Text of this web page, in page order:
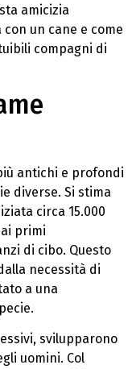
amicizia
un cane e come
compagni di
antichi e profondi
diverse. Si stima
circa 15.000
primi
di cibo. Questo
necessità di
a una
svilupparono
uomini. Col